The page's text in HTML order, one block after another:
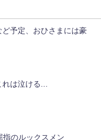
ど予定、おひさまには豪
は泣ける...
指のルックスメン